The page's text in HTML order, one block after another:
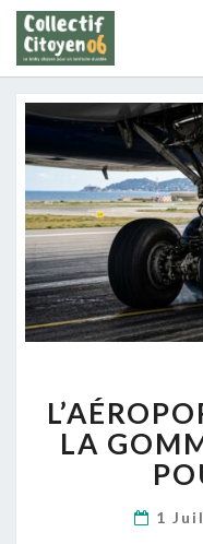
Skip
content
LA
1